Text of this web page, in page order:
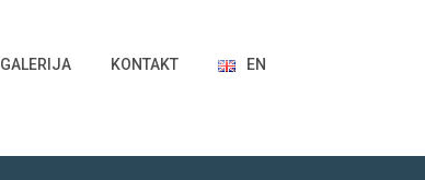
GALERIJA KONTAKT EN